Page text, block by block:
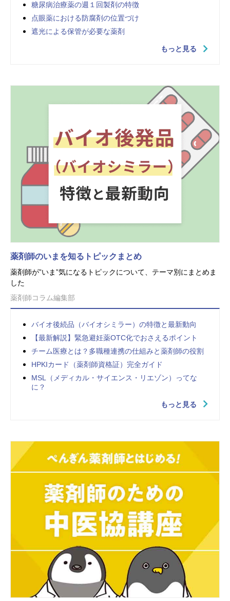
糖尿病治療薬の週１回製剤の特徴
点眼薬における防腐剤の位置づけ
遮光による保管が必要な薬剤
もっと見る
薬剤師のいまを知るトピックまとめ
薬剤師が”いま”気になるトピックについて、テーマ別にまとめま
した
薬剤師コラム編集部
バイオ後続品（バイオシミラー）の特徴と最新動向
【最新解説】緊急避妊薬OTC化でおさえるポイント
チーム医療とは？多職種連携の仕組みと薬剤師の役割
HPKIカード（薬剤師資格証）完全ガイド
MSL（メディカル・サイエンス・リエゾン）ってな
に？
もっと見る